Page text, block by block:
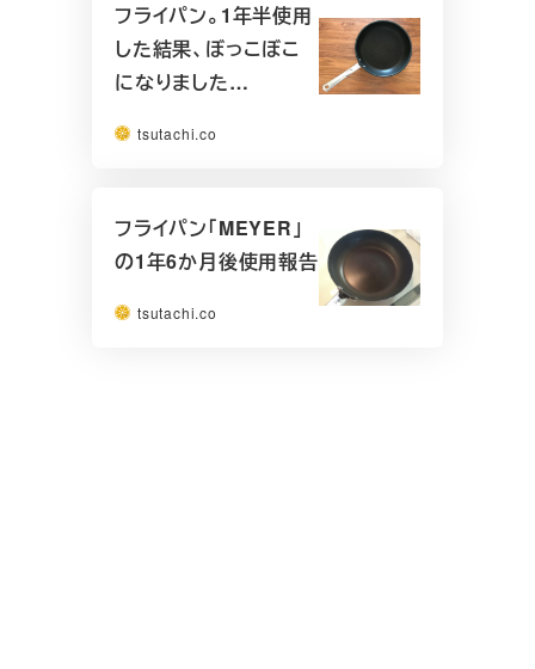
フライパン。1年半使用
した結果、ぼっこぼこ
になりました…
tsutachi.co
フライパン「MEYER」
の1年6か月後使用報告
tsutachi.co